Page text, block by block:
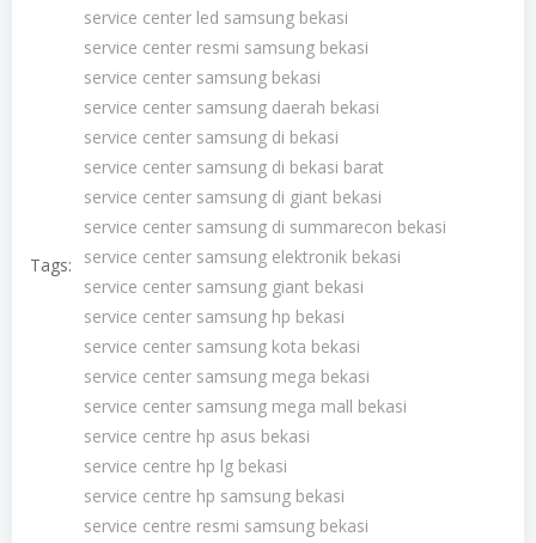
Tags:
service center led samsung bekasi
service center resmi samsung bekasi
service center samsung bekasi
service center samsung daerah bekasi
service center samsung di bekasi
service center samsung di bekasi barat
service center samsung di giant bekasi
service center samsung di summarecon bekasi
service center samsung elektronik bekasi
service center samsung giant bekasi
service center samsung hp bekasi
service center samsung kota bekasi
service center samsung mega bekasi
service center samsung mega mall bekasi
service centre hp asus bekasi
service centre hp lg bekasi
service centre hp samsung bekasi
service centre resmi samsung bekasi